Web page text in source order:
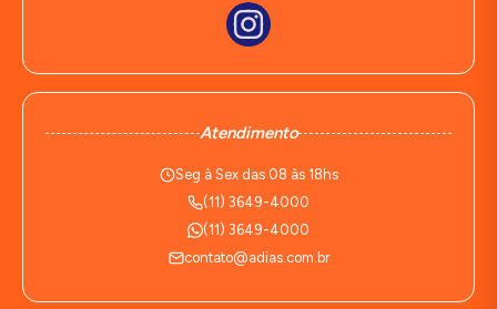
Atendimento
Seg à Sex das 08 às 18hs
(11) 3649-4000
(11) 3649-4000
contato@adias.com.br